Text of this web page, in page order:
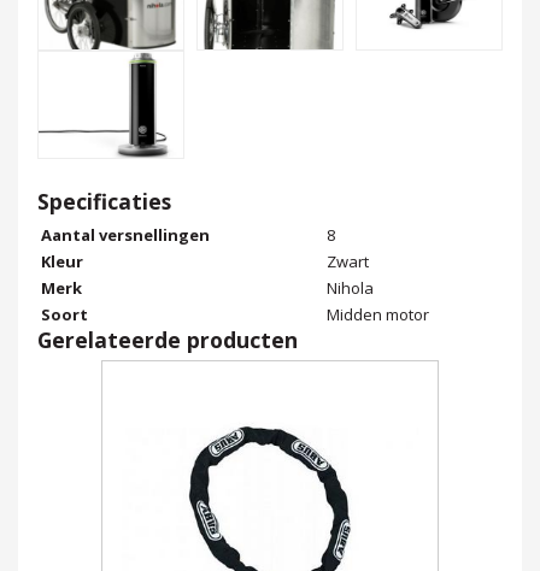
Specificaties
Aantal versnellingen
8
Kleur
Zwart
Merk
Nihola
Soort
Midden motor
Gerelateerde producten